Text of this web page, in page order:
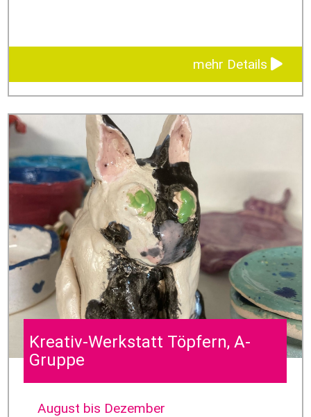
mehr Details
Kreativ-Werkstatt Töpfern, A-
Gruppe
August bis Dezember